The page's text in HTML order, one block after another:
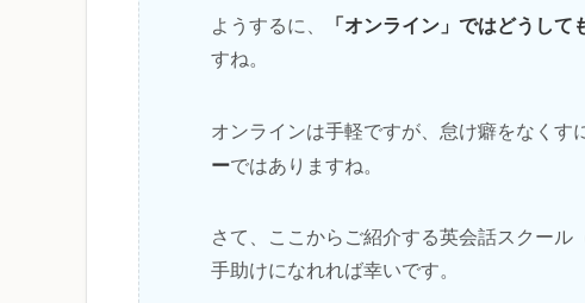
ようするに、 「オンライン」ではどうし
すね。
オンラインは手軽ですが、怠け癖をなくす
ーではありますね。
さて、ここからご紹介する英会話スクー
手助けになれれば幸いです。